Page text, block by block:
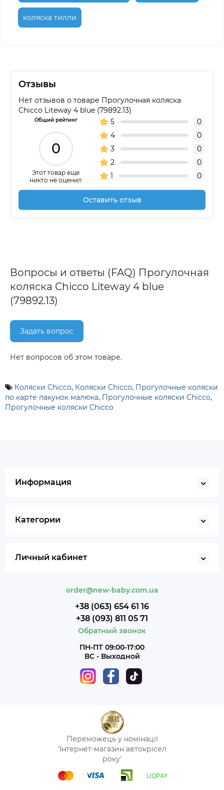
коляска тилли
Отзывы
Нет отзывов о товаре Прогулочная коляска
Chicco Liteway 4 blue (79892.13)
Общий рейтинг
0
Этот товар еще
никто не оценил
5
0
4
0
3
0
2
0
1
0
Оставить отзыв
Вопросы и ответы (FAQ) Прогулочная
коляска Chicco Liteway 4 blue
(79892.13)
Задать вопрос
Нет вопросов об этом товаре.
Коляски Chicco, Коляски Chicco, Прогулочные коляски
по карте пакунок малюка, Прогулочные коляски Chicco,
Прогулочные коляски Chicco
Информация
Категории
Личный кабинет
order@new-baby.com.ua
+38 (063) 654 61 16
+38 (093) 811 05 71
Обратный звонок
ПН-ПТ 09:00-17:00
ВС - Выходной
Переможець у номінації
'Інтернет-магазин автокрісел
року'